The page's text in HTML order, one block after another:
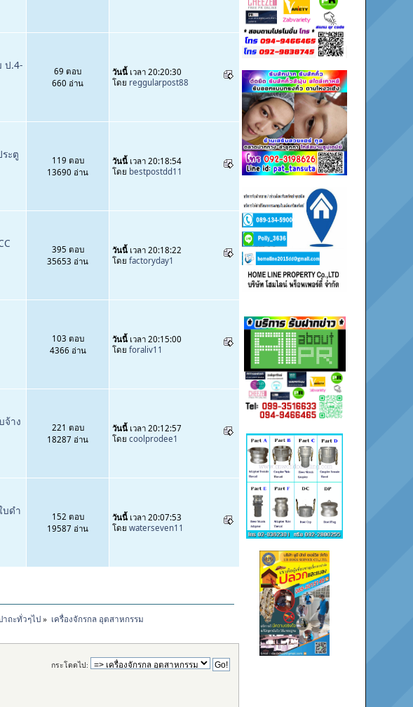
ป.4-
69 ตอบ
660 อ่าน
วันนี้ เวลา 20:20:30
โดย reggularpost88
ะตู
119 ตอบ
13690 อ่าน
วันนี้ เวลา 20:18:54
โดย bestpostdd11
395 ตอบ
35653 อ่าน
วันนี้ เวลา 20:18:22
โดยfactoryday1
103 ตอบ
4366 อ่าน
วันนี้ เวลา 20:15:00
โดยforaliv11
จ้าง
221 ตอบ
18287 อ่าน
วันนี้ เวลา 20:12:57
โดยcoolprodee1
บดำ
152 ตอบ
19587 อ่าน
วันนี้ เวลา 20:07:53
โดยwaterseven11
ถะทั่วๆไป» เครื่องจักรกล อุตสาหกรรม
กระโดดไป: